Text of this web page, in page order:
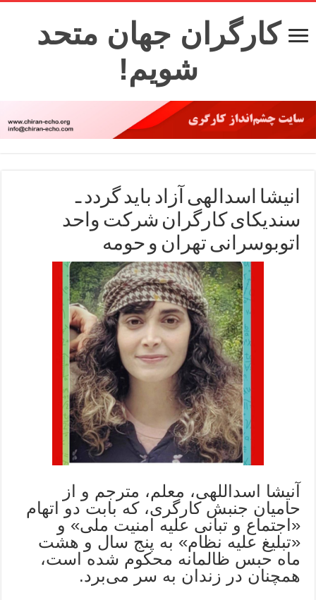
کارگران جهان متحد
شویم!
انیشا اسدالهی آزاد باید گردد ـ
سندیکای کارگران شرکت واحد
اتوبوسرانی تهران و حومه
آنیشا اسداللهی، معلم، مترجم و از
حامیان جنبش کارگری، که بابت دو اتهام
«اجتماع و تبانی علیه امنیت ملی» و
«تبلیغ علیه نظام» به پنج سال و هشت
ماه حبس ظالمانه محکوم شده است،
همچنان در زندان به سر می‌برد.